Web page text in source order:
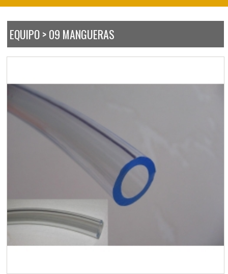
EQUIPO > 09 MANGUERAS